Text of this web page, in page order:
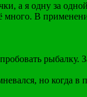
а я одну за
В
но когда